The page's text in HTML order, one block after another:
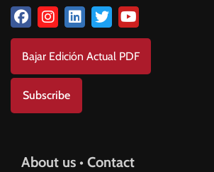
Bajar Edición Actual PDF
Subscribe
About us • Contact